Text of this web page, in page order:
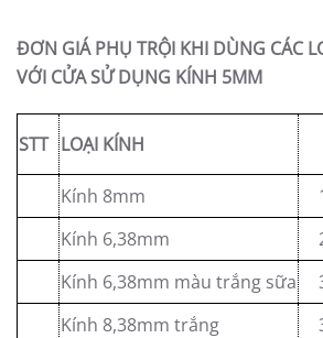
ĐƠN GIÁ PHỤ TRỘI KHI DÙNG CÁC
VỚI CỬA SỬ DỤNG KÍNH 5MM
STT LOẠI KÍNH
Kính 8mm
Kính 6,38mm
Kính 6,38mm màu trắng sữa
Kính 8,38mm trắng